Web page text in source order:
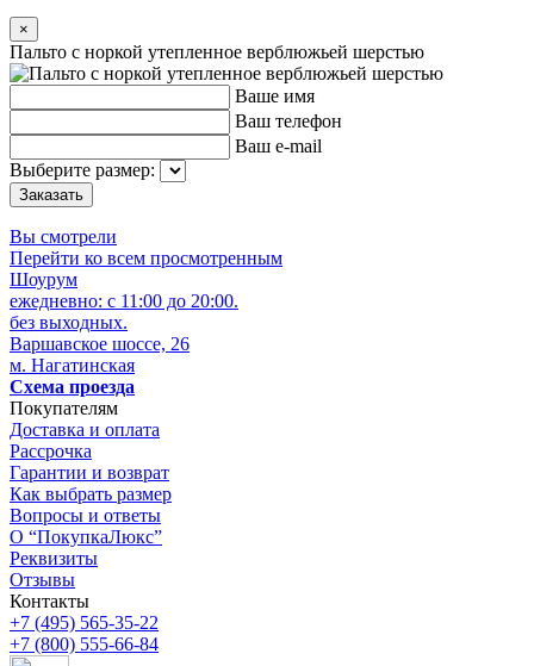
×
Пальто с норкой утепленное верблюжьей шерстью
Ваше имя
Ваш телефон
Ваш e-mail
Выберите размер:
Вы смотрели
Перейти ко всем просмотренным
Шоурум
ежедневно: с 11:00 до 20:00.
без выходных.
Варшавское шоссе, 26
м. Нагатинская
Схема проезда
Покупателям
Доставка и оплата
Рассрочка
Гарантии и возврат
Как выбрать размер
Вопросы и ответы
О “ПокупкаЛюкс”
Реквизиты
Отзывы
Контакты
+7 (495) 565-35-22
+7 (800) 555-66-84